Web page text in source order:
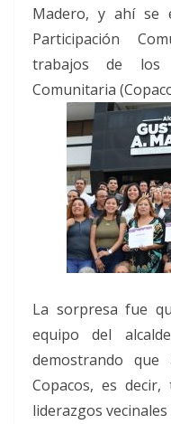
Madero, y ahí se
Participación
trabajos de los
Comunitaria
La sorpresa fue
equipo del
demostrando
Copacos, es
liderazgos vecinales